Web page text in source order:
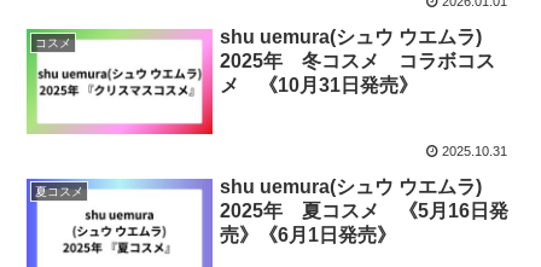
コスメ
shu uemura(シュウ ウエムラ)
2025年 冬コスメ コラボコス
メ 《10月31日発売》
2025.10.31
夏コスメ
shu uemura(シュウ ウエムラ)
2025年 夏コスメ 《5月16日発
売》《6月1日発売》